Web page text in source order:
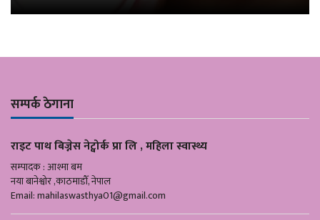
सम्पर्क ठेगाना
राइट पाथ बिज्नेस नेट्वोर्क प्रा लि , महिला स्वास्थ्य
सम्पादक : आश्मा बम
नया बानेश्वोर ,काठमाडौँ, नेपाल
Email:mahilaswasthya01@gmail.com